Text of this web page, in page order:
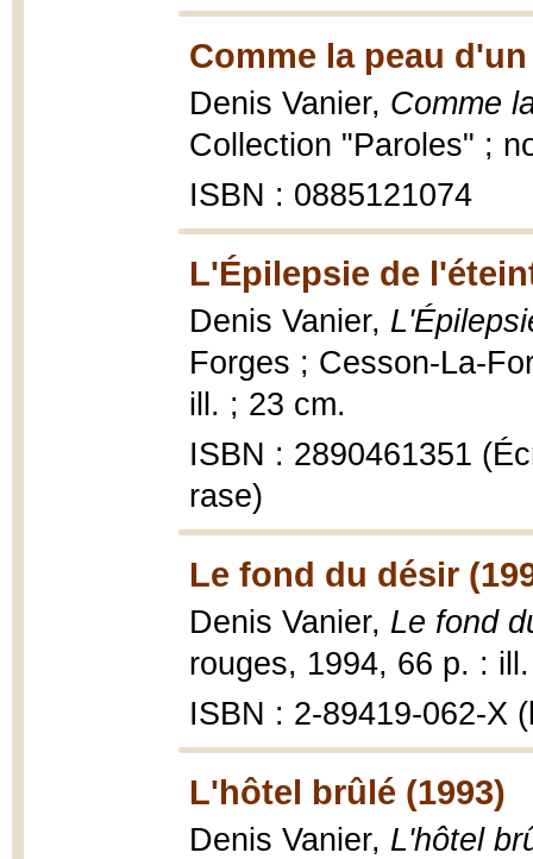
Comme la peau
Denis Vanier, Comme
Collection "Paroles" ;
ISBN : 0885121074
L'Épilepsie de
Denis Vanier,
Forges ; Cesson-La-
ill. ; 23 cm.
ISBN : 2890461351
rase)
Le fond du désir
Denis Vanier, Le fond
rouges, 1994, 66 p. :
ISBN : 2-89419-062-X
L'hôtel brûlé (1993)
Denis Vanier, L'hôtel